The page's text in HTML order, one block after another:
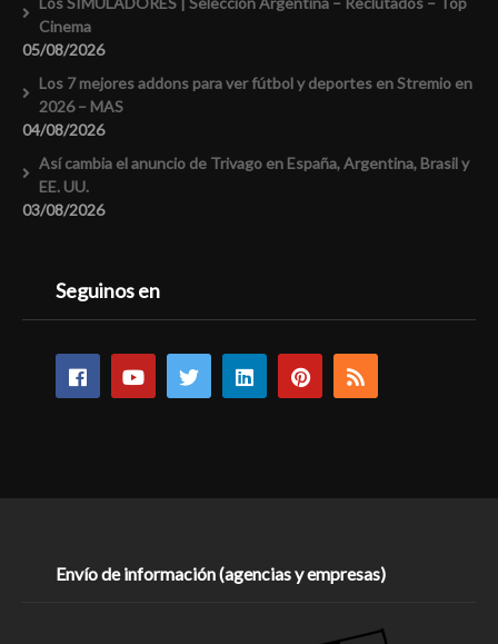
Cinema
05/08/2026
Los 7 mejores addons para ver fútbol y deportes en Stremio en
2026 – MAS
04/08/2026
Así cambia el anuncio de Trivago en España, Argentina, Brasil y
EE. UU.
03/08/2026
Seguinos en
Envío de información (agencias y empresas)